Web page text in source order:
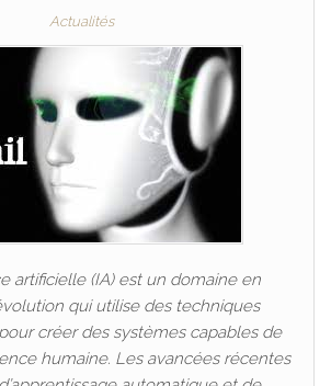
Actualités
artificielle (IA) est un domaine en
qui utilise des techniques
créer des systèmes capables de
humaine. Les avancées récentes